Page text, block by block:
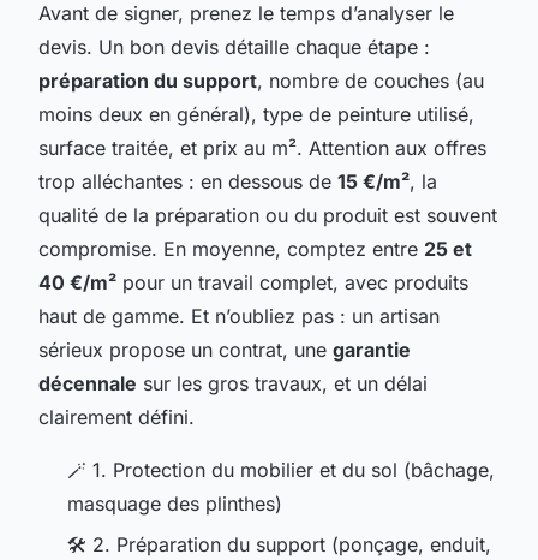
Avant de signer, prenez le temps d’analyser le
devis. Un bon devis détaille chaque étape :
préparation du support, nombre de couches (au
moins deux en général), type de peinture utilisé,
surface traitée, et prix au m². Attention aux offres
trop alléchantes : en dessous de 15 €/m², la
qualité de la préparation ou du produit est souvent
compromise. En moyenne, comptez entre 25 et
40 €/m² pour un travail complet, avec produits
haut de gamme. Et n’oubliez pas : un artisan
sérieux propose un contrat, une garantie
décennale sur les gros travaux, et un délai
clairement défini.
🪄 1. Protection du mobilier et du sol (bâchage,
masquage des plinthes)
🛠️ 2. Préparation du support (ponçage, enduit,